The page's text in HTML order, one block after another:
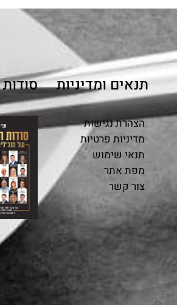
תנאים ומדיניות
הצהרת נגישות
מדיניות פרטיות
תנאי שימוש
מפת אתר
צור קשר